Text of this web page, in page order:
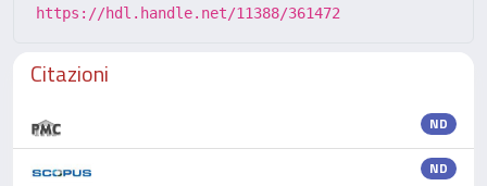
https://hdl.handle.net/11388/361472
Citazioni
ND
ND